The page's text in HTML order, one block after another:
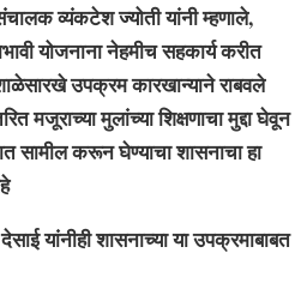
व्यंकटेश ज्योती यांनी म्हणाले,
योजनाना नेहमीच सहकार्य करीत
उपक्रम कारखान्याने राबवले
मजूराच्या मुलांच्या शिक्षणाचा मुद्दा घेवून
सामील करून घेण्याचा शासनाचा हा
यांनीही शासनाच्या या उपक्रमाबाबत